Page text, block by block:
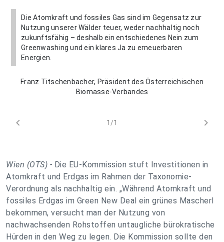
Die Atomkraft und fossiles Gas sind im Gegensatz zur
Nutzung unserer Wälder teuer, weder nachhaltig noch
zukunftsfähig – deshalb ein entschiedenes Nein zum
Greenwashing und ein klares Ja zu erneuerbaren
Energien.
Franz Titschenbacher, Präsident des Österreichischen
Biomasse-Verbandes
chevron_left 1/1 chevron_right
Wien (OTS) - Die EU-Kommission stuft Investitionen in
Atomkraft und Erdgas im Rahmen der Taxonomie-
Verordnung als nachhaltig ein. „Während Atomkraft und
fossiles Erdgas im Green New Deal ein grünes Mascherl
bekommen, versucht man der Nutzung von
nachwachsenden Rohstoffen untaugliche bürokratische
Hürden in den Weg zu legen. Die Kommission sollte den